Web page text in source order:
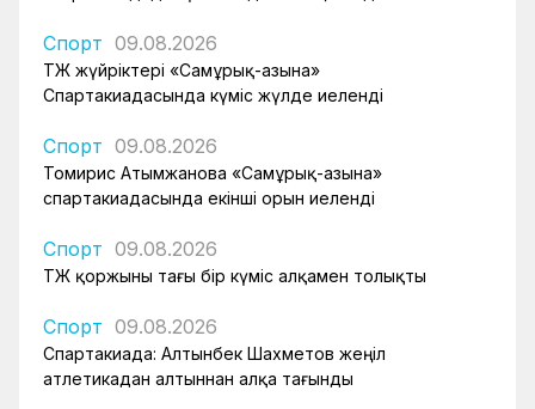
Спорт 09.08.2026
ҚТЖ жүйріктері «Самұрық-Қазына»
Спартакиадасында күміс жүлде иеленді
Спорт 09.08.2026
Томирис Атымжанова «Самұрық-Қазына»
спартакиадасында екінші орын иеленді
Спорт 09.08.2026
ҚТЖ қоржыны тағы бір күміс алқамен толықты
Спорт 09.08.2026
Спартакиада: Алтынбек Шахметов жеңіл
атлетикадан алтыннан алқа тағынды